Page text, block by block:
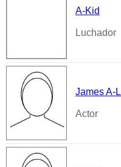
A-Kid
Luchador
James A-
Actor